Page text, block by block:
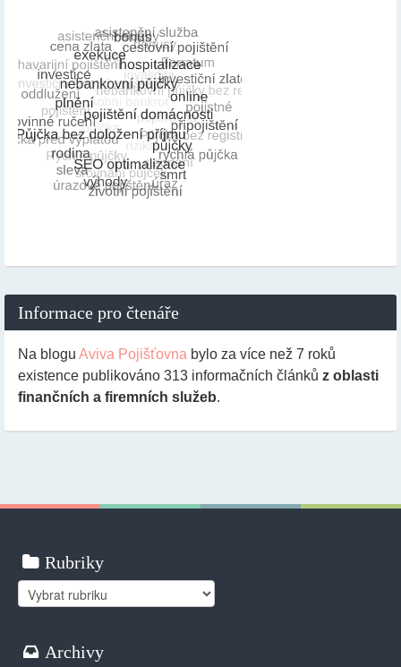
Informace pro čtenáře
Na blogu Aviva Pojišťovna bylo za více než 7 roků
existence publikováno 313 informačních článků z oblasti
finančních a firemních služeb.
Rubriky
Rubriky
Archivy